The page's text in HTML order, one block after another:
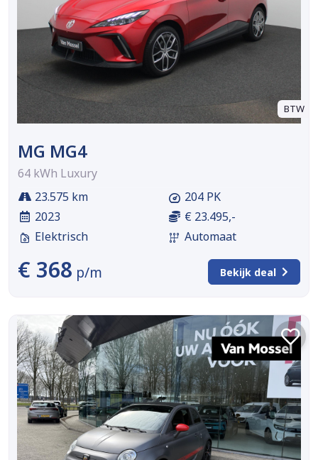
BTW
MG MG4
64 kWh Luxury
23.575 km
2023
Elektrisch
204 PK
€ 23.495,-
Automaat
€ 368 p/m Bekijk deal